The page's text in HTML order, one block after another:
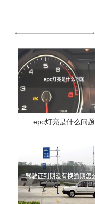
epc灯亮是什么问题